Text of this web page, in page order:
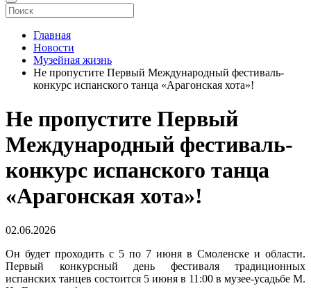
Главная
Новости
Музейная жизнь
Не пропустите Первый Международный фестиваль-
конкурс испанского танца «Арагонская хота»!
Не пропустите Первый
Международный фестиваль-
конкурс испанского танца
«Арагонская хота»!
02.06.2026
Он будет проходить с 5 по 7 июня в Смоленске и области.
Первый конкурсный день фестиваля традиционных
испанских танцев состоится 5 июня в 11:00 в музее-усадьбе М.